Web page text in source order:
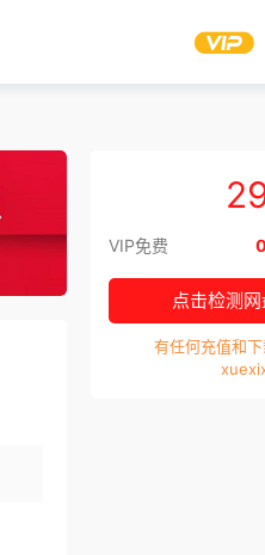
VIP免费 0
点击检测
有任何充值和下